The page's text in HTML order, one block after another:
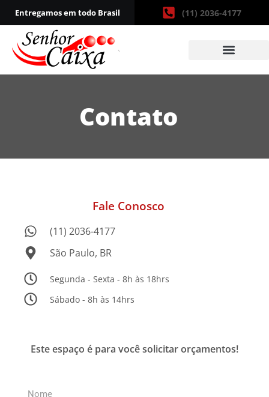
Entregamos em todo Brasil (11) 2036-4177
Contato
Fale Conosco
(11) 2036-4177
São Paulo, BR
Segunda - Sexta - 8h às 18hrs
Sábado - 8h às 14hrs
Este espaço é para você solicitar orçamentos!